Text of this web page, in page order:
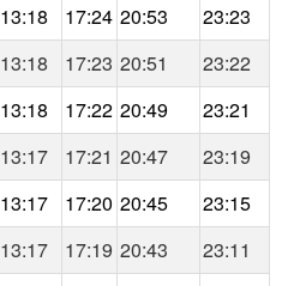
13:18 17:24 20:53
23:23
13:18 17:23 20:51
23:22
13:18 17:22 20:49
23:21
13:17 17:21 20:47
23:19
13:17 17:20 20:45
23:15
13:17 17:19 20:43
23:11